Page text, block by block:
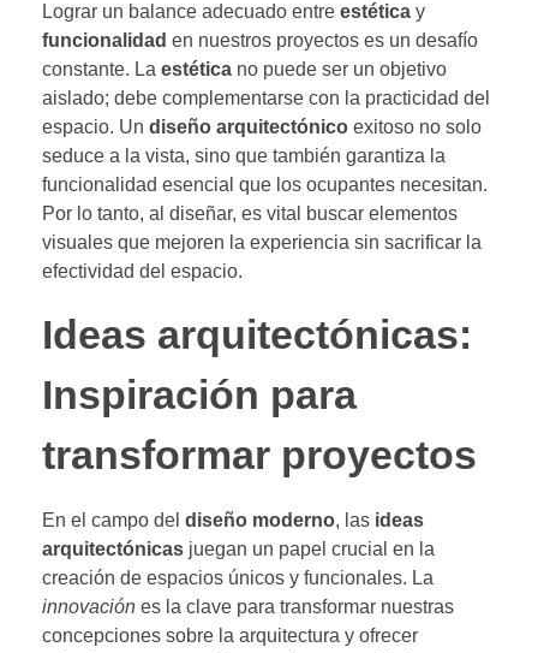
Lograr un balance adecuado entre estética y
funcionalidad en nuestros proyectos es un desafío
constante. La estética no puede ser un objetivo
aislado; debe complementarse con la practicidad del
espacio. Un diseño arquitectónico exitoso no solo
seduce a la vista, sino que también garantiza la
funcionalidad esencial que los ocupantes necesitan.
Por lo tanto, al diseñar, es vital buscar elementos
visuales que mejoren la experiencia sin sacrificar la
efectividad del espacio.
Ideas arquitectónicas:
Inspiración para
transformar proyectos
En el campo del diseño moderno, las ideas
arquitectónicas juegan un papel crucial en la
creación de espacios únicos y funcionales. La
innovación es la clave para transformar nuestras
concepciones sobre la arquitectura y ofrecer